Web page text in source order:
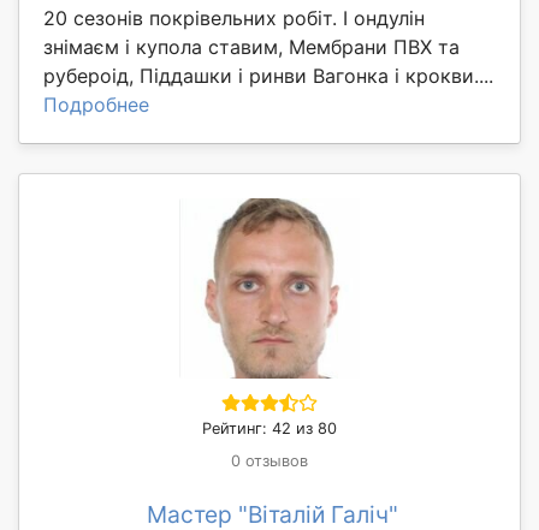
20 сезонів покрівельних робіт. І ондулін
знімаєм і купола ставим, Мембрани ПВХ та
рубероід, Піддашки і ринви Вагонка і крокви....
Подробнее
Рейтинг: 42 из 80
0 отзывов
Мастер "Віталій Галіч"